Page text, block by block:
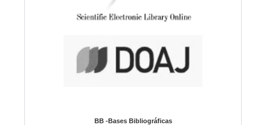
BB -Bases Bibliográficas